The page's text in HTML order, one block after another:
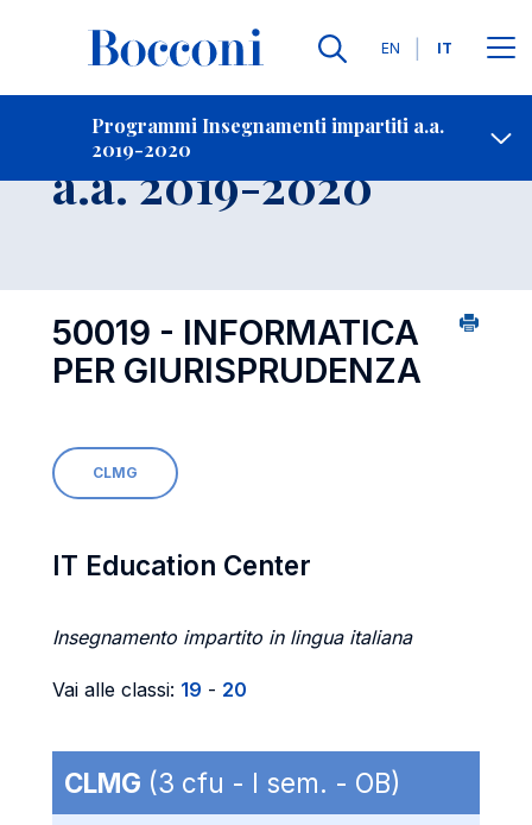
Lingue
EN IT
Programmi Insegnamenti impartiti a.a.
2019-2020
Contatti
Insegnamento
a.a. 2019-2020
50019 - INFORMATICA
PER GIURISPRUDENZA
CLMG
IT Education Center
Insegnamento impartito in lingua italiana
Vai alle classi: 19 - 20
CLMG (3 cfu - I sem. - OB)